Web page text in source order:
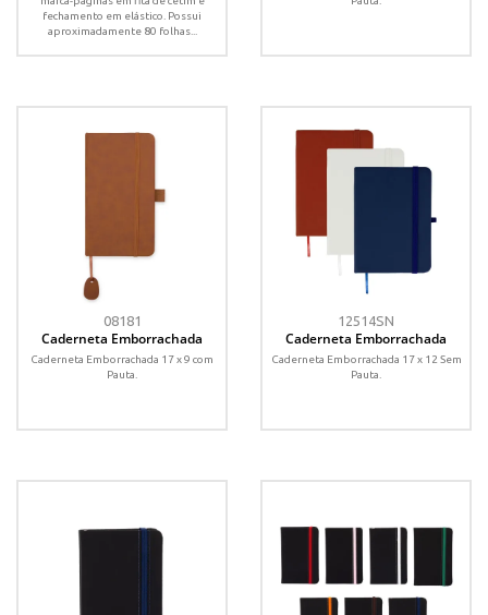
fechamento em elástico. Possui
aproximadamente 80 folhas...
08181
Caderneta Emborrachada
Caderneta Emborrachada 17 x 9 com
Pauta.
12514SN
Caderneta Emborrachada
Caderneta Emborrachada 17 x 12 Sem
Pauta.